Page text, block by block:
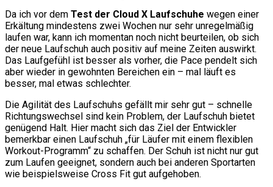
Da ich vor dem Test der Cloud X Laufschuhe wegen einer
Erkältung mindestens zwei Wochen nur sehr unregelmäßig
laufen war, kann ich momentan noch nicht beurteilen, ob sich
der neue Laufschuh auch positiv auf meine Zeiten auswirkt.
Das Laufgefühl ist besser als vorher, die Pace pendelt sich
aber wieder in gewohnten Bereichen ein – mal läuft es
besser, mal etwas schlechter.
Die Agilität des Laufschuhs gefällt mir sehr gut – schnelle
Richtungswechsel sind kein Problem, der Laufschuh bietet
genügend Halt. Hier macht sich das Ziel der Entwickler
bemerkbar einen Laufschuh „für Läufer mit einem flexiblen
Workout-Programm“ zu schaffen. Der Schuh ist nicht nur gut
zum Laufen geeignet, sondern auch bei anderen Sportarten
wie beispielsweise Cross Fit gut aufgehoben.